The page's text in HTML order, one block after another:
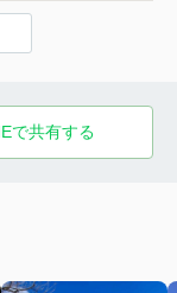
で共有する